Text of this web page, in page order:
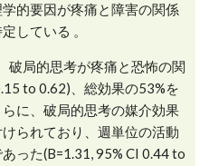
的要因が疼痛と障害の関係
している 。
破局的思考が疼痛と恐怖の関
to 0.62)、総効果の53%を
に、破局的思考の媒介効果
られており、週単位の活動
った(B=1.31, 95% CI 0.44 to